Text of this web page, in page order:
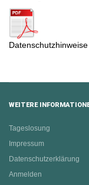
Datenschutzhinweise
WEITERE
Tageslosung
Impressum
Datenschutzerklärung
Anmelden